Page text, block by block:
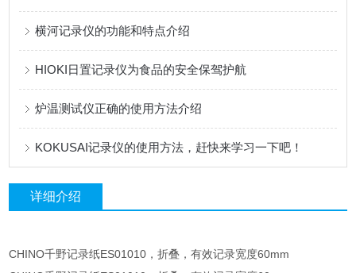
横河记录仪的功能和特点介绍
HIOKI日置记录仪为食品的安全保驾护航
炉温测试仪正确的使用方法介绍
KOKUSAI记录仪的使用方法，赶快来学习一下吧！
详细介绍
CHINO千野记录纸ES01010，折叠，有效记录宽度60mm